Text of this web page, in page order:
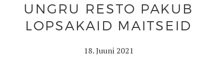
UNGRU RESTO PAKUB
LOPSAKAID MAITSEID
18. Juuni 2021